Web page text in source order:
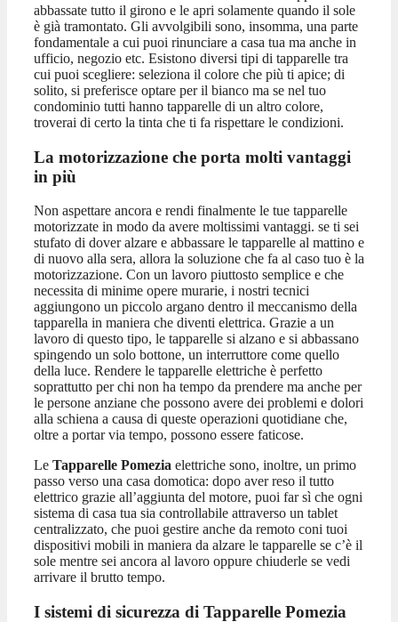
abbassate tutto il girono e le apri solamente quando il sole
è già tramontato. Gli avvolgibili sono, insomma, una parte
fondamentale a cui puoi rinunciare a casa tua ma anche in
ufficio, negozio etc. Esistono diversi tipi di tapparelle tra
cui puoi scegliere: seleziona il colore che più ti apice; di
solito, si preferisce optare per il bianco ma se nel tuo
condominio tutti hanno tapparelle di un altro colore,
troverai di certo la tinta che ti fa rispettare le condizioni.
La motorizzazione che porta molti vantaggi
in più
Non aspettare ancora e rendi finalmente le tue tapparelle
motorizzate in modo da avere moltissimi vantaggi. se ti sei
stufato di dover alzare e abbassare le tapparelle al mattino e
di nuovo alla sera, allora la soluzione che fa al caso tuo è la
motorizzazione. Con un lavoro piuttosto semplice e che
necessita di minime opere murarie, i nostri tecnici
aggiungono un piccolo argano dentro il meccanismo della
tapparella in maniera che diventi elettrica. Grazie a un
lavoro di questo tipo, le tapparelle si alzano e si abbassano
spingendo un solo bottone, un interruttore come quello
della luce. Rendere le tapparelle elettriche è perfetto
soprattutto per chi non ha tempo da prendere ma anche per
le persone anziane che possono avere dei problemi e dolori
alla schiena a causa di queste operazioni quotidiane che,
oltre a portar via tempo, possono essere faticose.
Le Tapparelle Pomezia elettriche sono, inoltre, un primo
passo verso una casa domotica: dopo aver reso il tutto
elettrico grazie all’aggiunta del motore, puoi far sì che ogni
sistema di casa tua sia controllabile attraverso un tablet
centralizzato, che puoi gestire anche da remoto coni tuoi
dispositivi mobili in maniera da alzare le tapparelle se c’è il
sole mentre sei ancora al lavoro oppure chiuderle se vedi
arrivare il brutto tempo.
I sistemi di sicurezza di Tapparelle Pomezia